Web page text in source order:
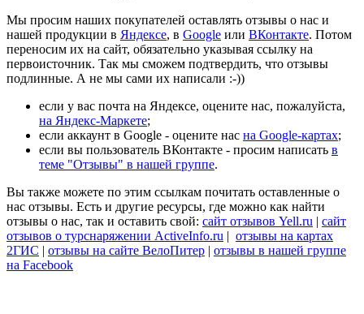
Мы просим наших покупателей оставлять отзывы о нас и
нашей продукции в Яндексе, в Google или ВКонтакте. Потом
переносим их на сайт, обязательно указывая ссылку на
первоисточник. Так мы сможем подтвердить, что отзывы
подлинные. А не мы сами их написали :-))
если у вас почта на Яндексе, оцените нас, пожалуйста,
на Яндекс-Маркете;
если аккаунт в Google - оцените нас на Google-картах;
если вы пользователь ВКонтакте - просим написать в
теме "Отзывы" в нашей группе.
Вы также можете по этим ссылкам почитать оставленные о
нас отзывы. Есть и другие ресурсы, где можно как найти
отзывы о нас, так и оставить свой: сайт отзывов Yell.ru | сайт
отзывов о турснаряжении ActiveInfo.ru | отзывы на картах
2ГИС | отзывы на сайте ВелоПитер | отзывы в нашей группе
на Facebook